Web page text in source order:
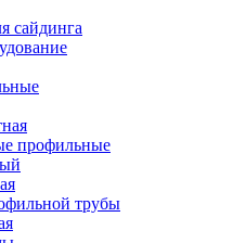
сайдинга
профильные
трубы